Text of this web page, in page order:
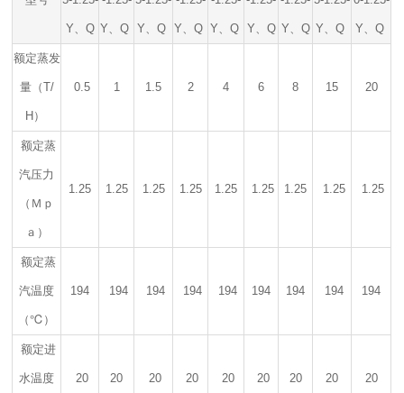
Y、Q Y、Q Y、Q Y、Q Y、Q Y、Q Y、Q Y、Q Y、Q
额定蒸发
量（T/
H）
0.5 1 1.5 2 4 6 8 15 20
额定蒸
汽压力
（Ｍｐ
ａ）
1.25 1.25 1.25 1.25 1.25 1.25 1.25 1.25 1.25
额定蒸
汽温度
（℃）
194 194 194 194 194 194 194 194 194
额定进
水温度 20 20 20 20 20 20 20 20 20